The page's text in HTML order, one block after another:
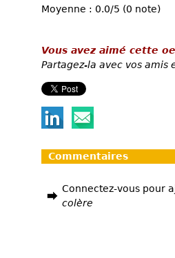
Moyenne : 0.0/5 (0 note)
Vous avez aimé cette
Partagez-la avec vos amis
Commentaires
Connectez-vous pour
colère